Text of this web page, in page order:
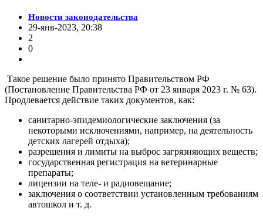
Новости законодательства
29-янв-2023, 20:38
2
0
Такое решение было принято Правительством РФ
(Постановление Правительства РФ от 23 января 2023 г. № 63).
Продлевается действие таких документов, как:
санитарно-эпидемиологические заключения (за
некоторыми исключениями, например, на деятельность
детских лагерей отдыха);
разрешения и лимиты на выброс загрязняющих веществ;
государственная регистрация на ветеринарные
препараты;
лицензии на теле- и радиовещание;
заключения о соответствии установленным требованиям
автошкол и т. д.